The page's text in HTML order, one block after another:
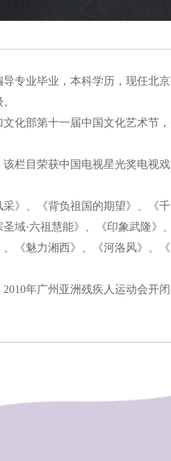
专业毕业，本科学历，现任北
化部第十一届中国文化艺术节
栏目荣获中国电视星光奖电视戏
》、《背负祖国的期望》、《
域·六祖慧能》、《印象武隆》
《魅力湘西》、《河洛风》、
年广州亚洲残疾人运动会开